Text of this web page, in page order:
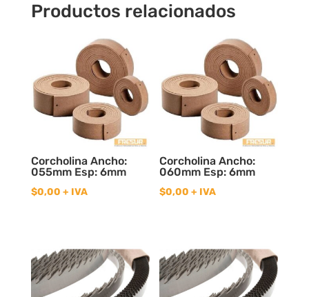
Productos relacionados
Corcholina Ancho:
055mm Esp: 6mm
$0,00 + IVA
Corcholina Ancho:
060mm Esp: 6mm
$0,00 + IVA